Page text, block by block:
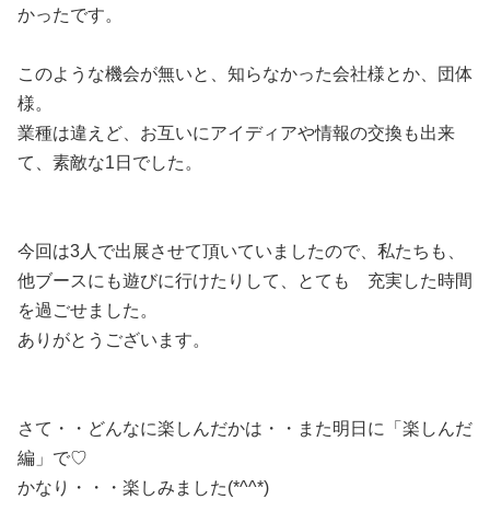
かったです。
このような機会が無いと、知らなかった会社様とか、団体
様。
業種は違えど、お互いにアイディアや情報の交換も出来
て、素敵な1日でした。
今回は3人で出展させて頂いていましたので、私たちも、
他ブースにも遊びに行けたりして、とても 充実した時間
を過ごせました。
ありがとうございます。
さて・・どんなに楽しんだかは・・また明日に「楽しんだ
編」で♡
かなり・・・楽しみました(*^^*)